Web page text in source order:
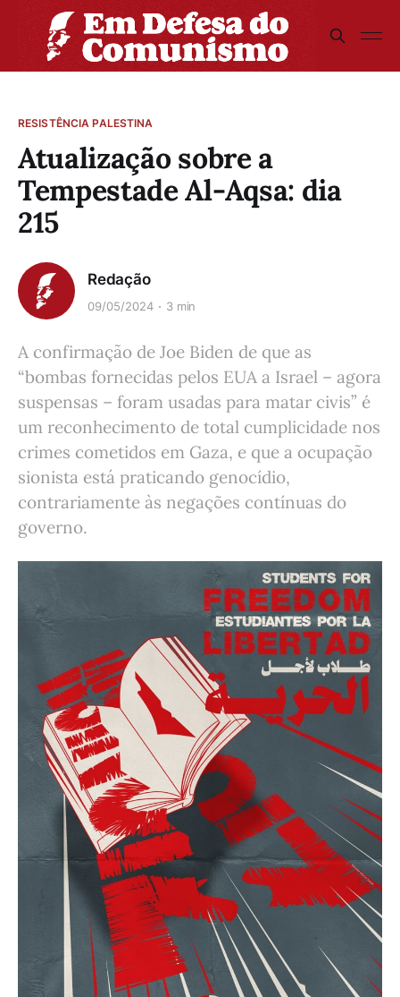
RESISTÊNCIA PALESTINA
Atualização sobre a
Tempestade Al-Aqsa: dia
215
Redação
09/05/2024 3 min
A confirmação de Joe Biden de que as
“bombas fornecidas pelos EUA a Israel – agora
suspensas – foram usadas para matar civis” é
um reconhecimento de total cumplicidade nos
crimes cometidos em Gaza, e que a ocupação
sionista está praticando genocídio,
contrariamente às negações contínuas do
governo.